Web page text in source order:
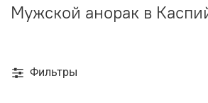
Мужской анорак в
Фильтры